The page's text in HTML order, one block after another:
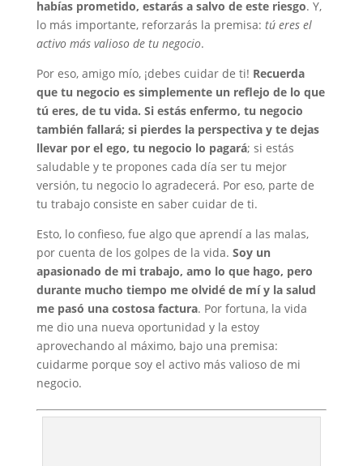
habías prometido, estarás a salvo de este riesgo. Y,
lo más importante, reforzarás la premisa: tú eres el
activo más valioso de tu negocio.
Por eso, amigo mío, ¡debes cuidar de ti! Recuerda
que tu negocio es simplemente un reflejo de lo que
tú eres, de tu vida. Si estás enfermo, tu negocio
también fallará; si pierdes la perspectiva y te dejas
llevar por el ego, tu negocio lo pagará; si estás
saludable y te propones cada día ser tu mejor
versión, tu negocio lo agradecerá. Por eso, parte de
tu trabajo consiste en saber cuidar de ti.
Esto, lo confieso, fue algo que aprendí a las malas,
por cuenta de los golpes de la vida. Soy un
apasionado de mi trabajo, amo lo que hago, pero
durante mucho tiempo me olvidé de mí y la salud
me pasó una costosa factura. Por fortuna, la vida
me dio una nueva oportunidad y la estoy
aprovechando al máximo, bajo una premisa:
cuidarme porque soy el activo más valioso de mi
negocio.